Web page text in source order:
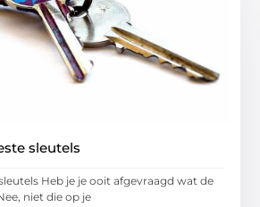
sleutels
Heb je je ooit afgevraagd wat de
niet die op je